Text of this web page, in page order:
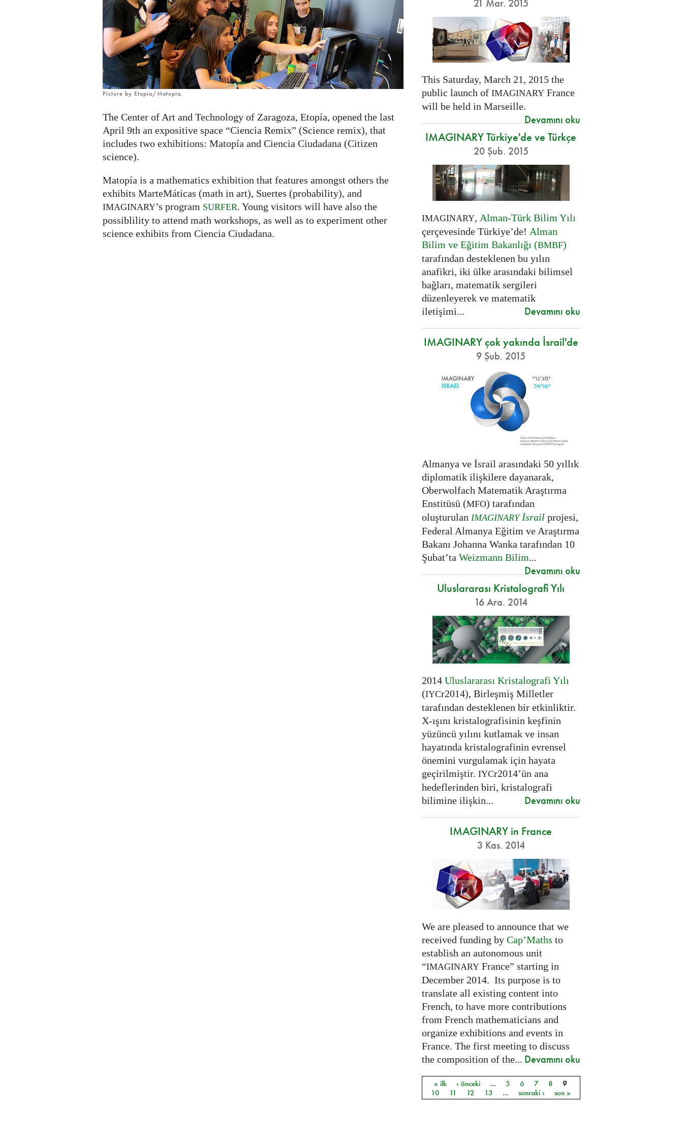
in
Zaragoza,
Spain
Picture by Etopía/Matopía.
The Center of Art and Technology of Zaragoza, Etopía, opened the last
April 9th an expositive space “Ciencia Remix” (Science remix), that
includes two exhibitions: Matopía and Ciencia Ciudadana (Citizen
science).
Matopía is a mathematics exhibition that features amongst others the
exhibits MarteMáticas (math in art), Suertes (probability), and
IMAGINARY’s program SURFER. Young visitors will have also the
possiblility to attend math workshops, as well as to experiment other
science exhibits from Ciencia Ciudadana.
21 Mar. 2015
This Saturday, March 21, 2015 the
public launch of IMAGINARYFrance
will be held in Marseille.
Devamını oku
IMAGINARY Türkiye'de ve Türkçe
20 Şub. 2015
IMAGINARY, Alman-Türk Bilim Yılı
çerçevesinde Türkiye’de! Alman
Bilim ve Eğitim Bakanlığı (BMBF)
tarafından desteklenen bu yılın
anafikri, iki ülke arasındaki bilimsel
bağları, matematik sergileri
düzenleyerek ve matematik
iletişimi...
Devamını oku
IMAGINARY çok yakında İsrail'de
9 Şub. 2015
Almanya ve İsrail arasındaki 50 yıllık
diplomatik ilişkilere dayanarak,
Oberwolfach Matematik Araştırma
Enstitüsü (MFO) tarafından
oluşturulan IMAGINARYİsrail projesi,
Federal Almanya Eğitim ve Araştırma
Bakanı Johanna Wanka tarafından 10
Şubat’ta Weizmann Bilim...
Devamını oku
Uluslararası Kristalografi Yılı
16 Ara. 2014
2014 Uluslararası Kristalografi Yılı
(IYCr2014), Birleşmiş Milletler
tarafından desteklenen bir etkinliktir.
X-ışını kristalografisinin keşfinin
yüzüncü yılını kutlamak ve insan
hayatında kristalografinin evrensel
önemini vurgulamak için hayata
geçirilmiştir. IYCr2014’ün ana
hedeflerinden biri, kristalografi
bilimine ilişkin...
Devamını oku
IMAGINARY in France
3 Kas. 2014
We are pleased to announce that we
received funding by Cap’Maths to
establish an autonomous unit
“IMAGINARYFrance” starting in
December 2014. Its purpose is to
translate all existing content into
French, to have more contributions
from French mathematicians and
organize exhibitions and events in
France. The first meeting to discuss
the composition of the... Devamını oku
Sayfalar
« ilk ‹ önceki … 5 6 7 8
9
10
11 12 13 … sonraki › son »